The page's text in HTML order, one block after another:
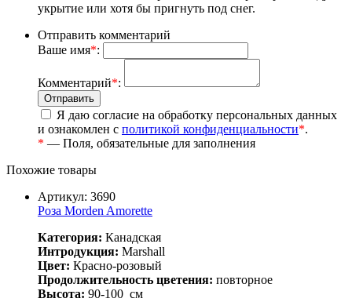
укрытие или хотя бы пригнуть под снег.
Отправить комментарий
Ваше имя*:
Комментарий*:
Я даю согласие на обработку персональных данных
и ознакомлен с политикой конфиденциальности*.
* — Поля, обязательные для заполнения
Похожие товары
Артикул: 3690
Роза Morden Amorette
Категория: Канадская
Интродукция: Marshall
Цвет: Красно-розовый
Продолжительность цветения: повторное
Высота: 90-100 см